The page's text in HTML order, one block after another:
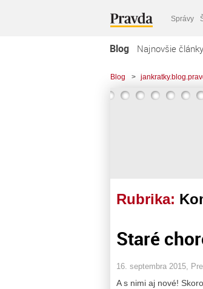
Správy
Blog Najnovšie články
Blog >
Rubrika:
Staré
16. septembra 2015,
A s nimi aj nové!